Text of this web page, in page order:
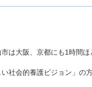
は大阪、京都にも1時間
社会的養護ビジョン」の